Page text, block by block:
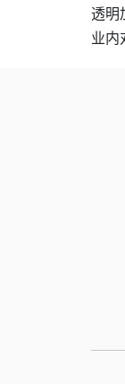
透明
业内